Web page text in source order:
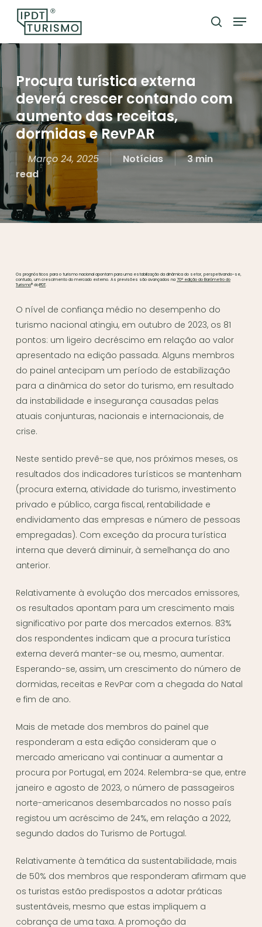
content
search
Menu
Procura turística externa
deverá crescer contando com
aumento das receitas,
dormidas e RevPAR
Março 24, 2025 Notícias
3 min
read
Os prognósticos para o turismo nacional apontam para uma estabilização da dinâmica do setor, perspetivando-se,
contudo, um crescimento do mercado externo. As previsões são avançadas na 70ª edição do Barómetro do
Turismo® doIPDT.
O nível de confiança médio no desempenho do
turismo nacional atingiu, em outubro de 2023, os 81
pontos: um ligeiro decréscimo em relação ao valor
apresentado na edição passada. Alguns membros
do painel antecipam um período de estabilização
para a dinâmica do setor do turismo, em resultado
da instabilidade e insegurança causadas pelas
atuais conjunturas, nacionais e internacionais, de
crise.
Neste sentido prevê-se que, nos próximos meses, os
resultados dos indicadores turísticos se mantenham
(procura externa, atividade do turismo, investimento
privado e público, carga fiscal, rentabilidade e
endividamento das empresas e número de pessoas
empregadas). Com exceção da procura turística
interna que deverá diminuir, à semelhança do ano
anterior.
Relativamente à evolução dos mercados emissores,
os resultados apontam para um crescimento mais
significativo por parte dos mercados externos. 83%
dos respondentes indicam que a procura turística
externa deverá manter-se ou, mesmo, aumentar.
Esperando-se, assim, um crescimento do número de
dormidas, receitas e RevPar com a chegada do Natal
e fim de ano.
Mais de metade dos membros do painel que
responderam a esta edição consideram que o
mercado americano vai continuar a aumentar a
procura por Portugal, em 2024. Relembra-se que, entre
janeiro e agosto de 2023, o número de passageiros
norte-americanos desembarcados no nosso país
registou um acréscimo de 24%, em relação a 2022,
segundo dados do Turismo de Portugal.
Relativamente à temática da sustentabilidade, mais
de 50% dos membros que responderam afirmam que
os turistas estão predispostos a adotar práticas
sustentáveis, mesmo que estas impliquem a
cobrança de uma taxa. A promoção da